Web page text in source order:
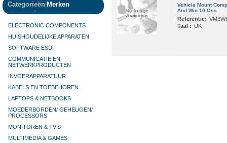
Categorieën Merken
ELECTRONIC COMPONENTS
HUISHOUDELIJKE APPARATEN
SOFTWARE ESD
COMMUNICATIE EN
NETWERKPRODUCTEN
INVOERAPPARATUUR
KABELS EN TOEBEHOREN
LAPTOPS & NETBOOKS
MOEDERBORDEN/ GEHEUGEN/
PROCESSORS
MONITOREN & TV’S
MULTIMEDIA & GAMES
Vehicle Mount
And Win 10 Oss
Referentie:
Taal : UK